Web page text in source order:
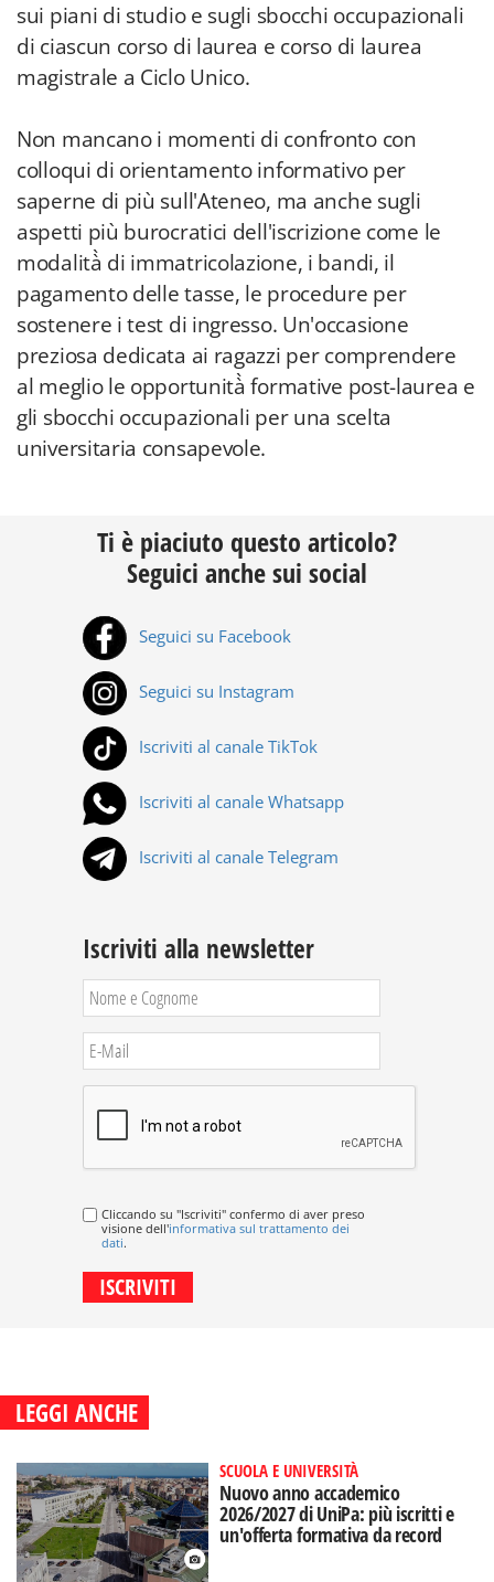
sui piani di studio e sugli sbocchi occupazionali
di ciascun corso di laurea e corso di laurea
magistrale a Ciclo Unico.
Non mancano i momenti di confronto con
colloqui di orientamento informativo per
saperne di più sull'Ateneo, ma anche sugli
aspetti più burocratici dell'iscrizione come le
modalità̀ di immatricolazione, i bandi, il
pagamento delle tasse, le procedure per
sostenere i test di ingresso. Un'occasione
preziosa dedicata ai ragazzi per comprendere
al meglio le opportunità̀ formative post-laurea e
gli sbocchi occupazionali per una scelta
universitaria consapevole.
Ti è piaciuto questo articolo?
Seguici anche sui social
Seguici su Facebook
Seguici su Instagram
Iscriviti al canale TikTok
Iscriviti al canale Whatsapp
Iscriviti al canale Telegram
Iscriviti alla newsletter
Cliccando su "Iscriviti" confermo di aver preso
visione dell'informativa sul trattamento dei
dati.
LEGGI ANCHE
SCUOLA E UNIVERSITÀ
Nuovo anno accademico
2026/2027 di UniPa: più iscritti e
un'offerta formativa da record